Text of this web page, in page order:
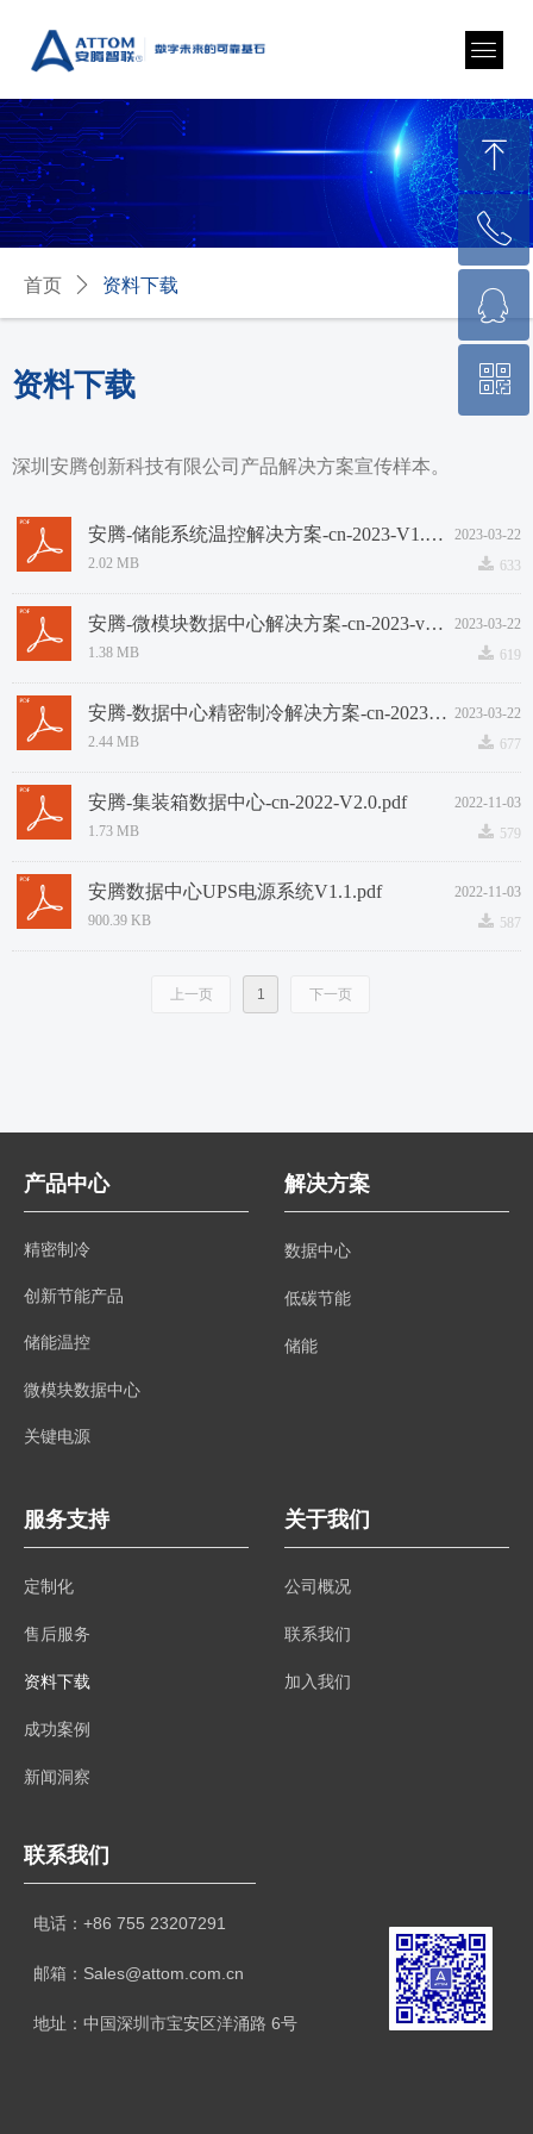
首页 ꄲ 资料下载
资料下载
深圳安腾创新科技有限公司产品解决方案宣传样本。
2023-03-22
安腾-储能系统温控解决方案-cn-2023-V1.4.pdf
끂 633
2.02 MB
2023-03-22
安腾-微模块数据中心解决方案-cn-2023-v2.7.pdf
끂 619
1.38 MB
2023-03-22
安腾-数据中心精密制冷解决方案-cn-2023-V1.3.pdf
끂 677
2.44 MB
2022-11-03
安腾-集装箱数据中心-cn-2022-V2.0.pdf
끂 579
1.73 MB
2022-11-03
安腾数据中心UPS电源系统V1.1.pdf
끂 587
900.39 KB
上一页 1 下一页
产品中心
精密制冷
创新节能产品
储能温控
微模块数据中心
关键电源
解决方案
数据中心
低碳节能
储能
服务支持
定制化
售后服务
资料下载
成功案例
新闻洞察
关于我们
公司概况
联系我们
加入我们
联系我们
电话：+86 755 23207291
邮箱：Sales@attom.com.cn
地址：中国深圳市宝安区洋涌路 6号
ꁸ
回到顶部
ꂅ
ꁗ
QQ客服
ꀥ